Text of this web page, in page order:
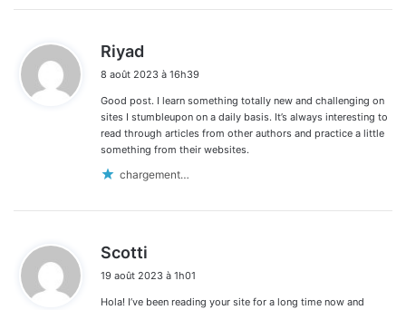
Riyad
t
:
8 août 2023 à 16h39
Good post. I learn something totally new and challenging on
sites I stumbleupon on a daily basis. It’s always interesting to
read through articles from other authors and practice a little
something from their websites.
chargement…
Scotti
t
19 août 2023 à 1h01
Hola! I’ve been reading your site for a long time now and